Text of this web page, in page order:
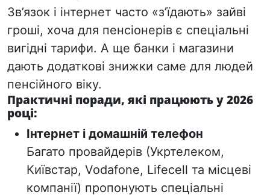
Зв’язок і інтернет часто «з’їдають» зайві
гроші, хоча для пенсіонерів є спеціальні
вигідні тарифи. А ще банки і магазини
дають додаткові знижки саме для людей
пенсійного віку.
Практичні поради, які працюють у 2026
році:
Інтернет і домашній телефон
Багато провайдерів (Укртелеком,
Київстар, Vodafone, Lifecell та місцеві
компанії) пропонують спеціальні